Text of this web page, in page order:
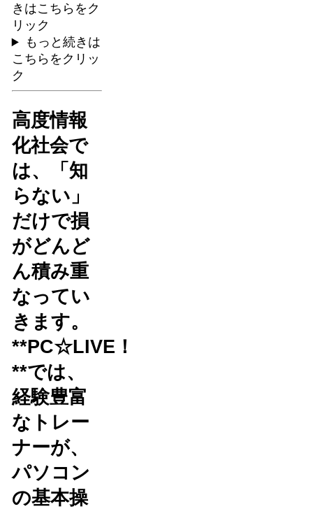
きはこちらをク
リック
もっと続きは
こちらをクリッ
ク
高度情報
化社会で
は、「知
らない」
だけで損
がどんど
ん積み重
なってい
きます。
**PC☆LIVE！
**では、
経験豊富
なトレー
ナーが、
パソコン
の基本操